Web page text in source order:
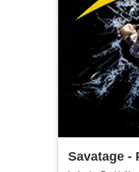
Savatage -